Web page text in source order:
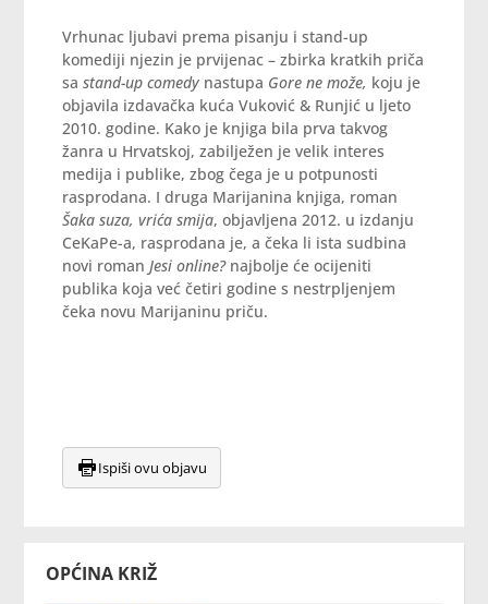
OPĆINA KRIŽ
Vrhunac ljubavi prema pisanju i stand-up
komediji njezin je prvijenac – zbirka kratkih priča
sastand-up comedy nastupa Gore ne može, koju je
objavila izdavačka kuća Vuković & Runjić u ljeto
2010. godine. Kako je knjiga bila prva takvog
žanra u Hrvatskoj, zabilježen je velik interes
medija i publike, zbog čega je u potpunosti
rasprodana. I druga Marijanina knjiga, roman
Šaka suza, vrića smija, objavljena 2012. u izdanju
CeKaPe-a, rasprodana je, a čeka li ista sudbina
novi romanJesi online?najbolje će ocijeniti
publika koja već četiri godine s nestrpljenjem
čeka novu Marijaninu priču.
Ispiši ovu objavu